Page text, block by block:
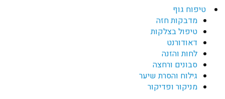
טיפוח גוף
מדבקות חזה
טיפול בצלקות
דאודורנט
לחות והזנה
סבונים ורחצה
גילוח והסרת שיער
מניקור ופדיקור